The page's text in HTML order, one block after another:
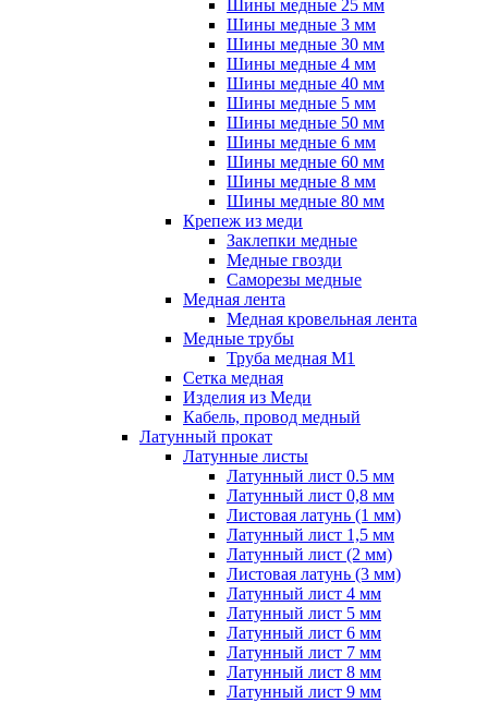
Шины медные 25 мм
Шины медные 3 мм
Шины медные 30 мм
Шины медные 4 мм
Шины медные 40 мм
Шины медные 5 мм
Шины медные 50 мм
Шины медные 6 мм
Шины медные 60 мм
Шины медные 8 мм
Шины медные 80 мм
Крепеж из меди
Заклепки медные
Медные гвозди
Саморезы медные
Медная лента
Медная кровельная лента
Медные трубы
Труба медная М1
Сетка медная
Изделия из Меди
Кабель, провод медный
Латунный прокат
Латунные листы
Латунный лист 0.5 мм
Латунный лист 0,8 мм
Листовая латунь (1 мм)
Латунный лист 1,5 мм
Латунный лист (2 мм)
Листовая латунь (3 мм)
Латунный лист 4 мм
Латунный лист 5 мм
Латунный лист 6 мм
Латунный лист 7 мм
Латунный лист 8 мм
Латунный лист 9 мм